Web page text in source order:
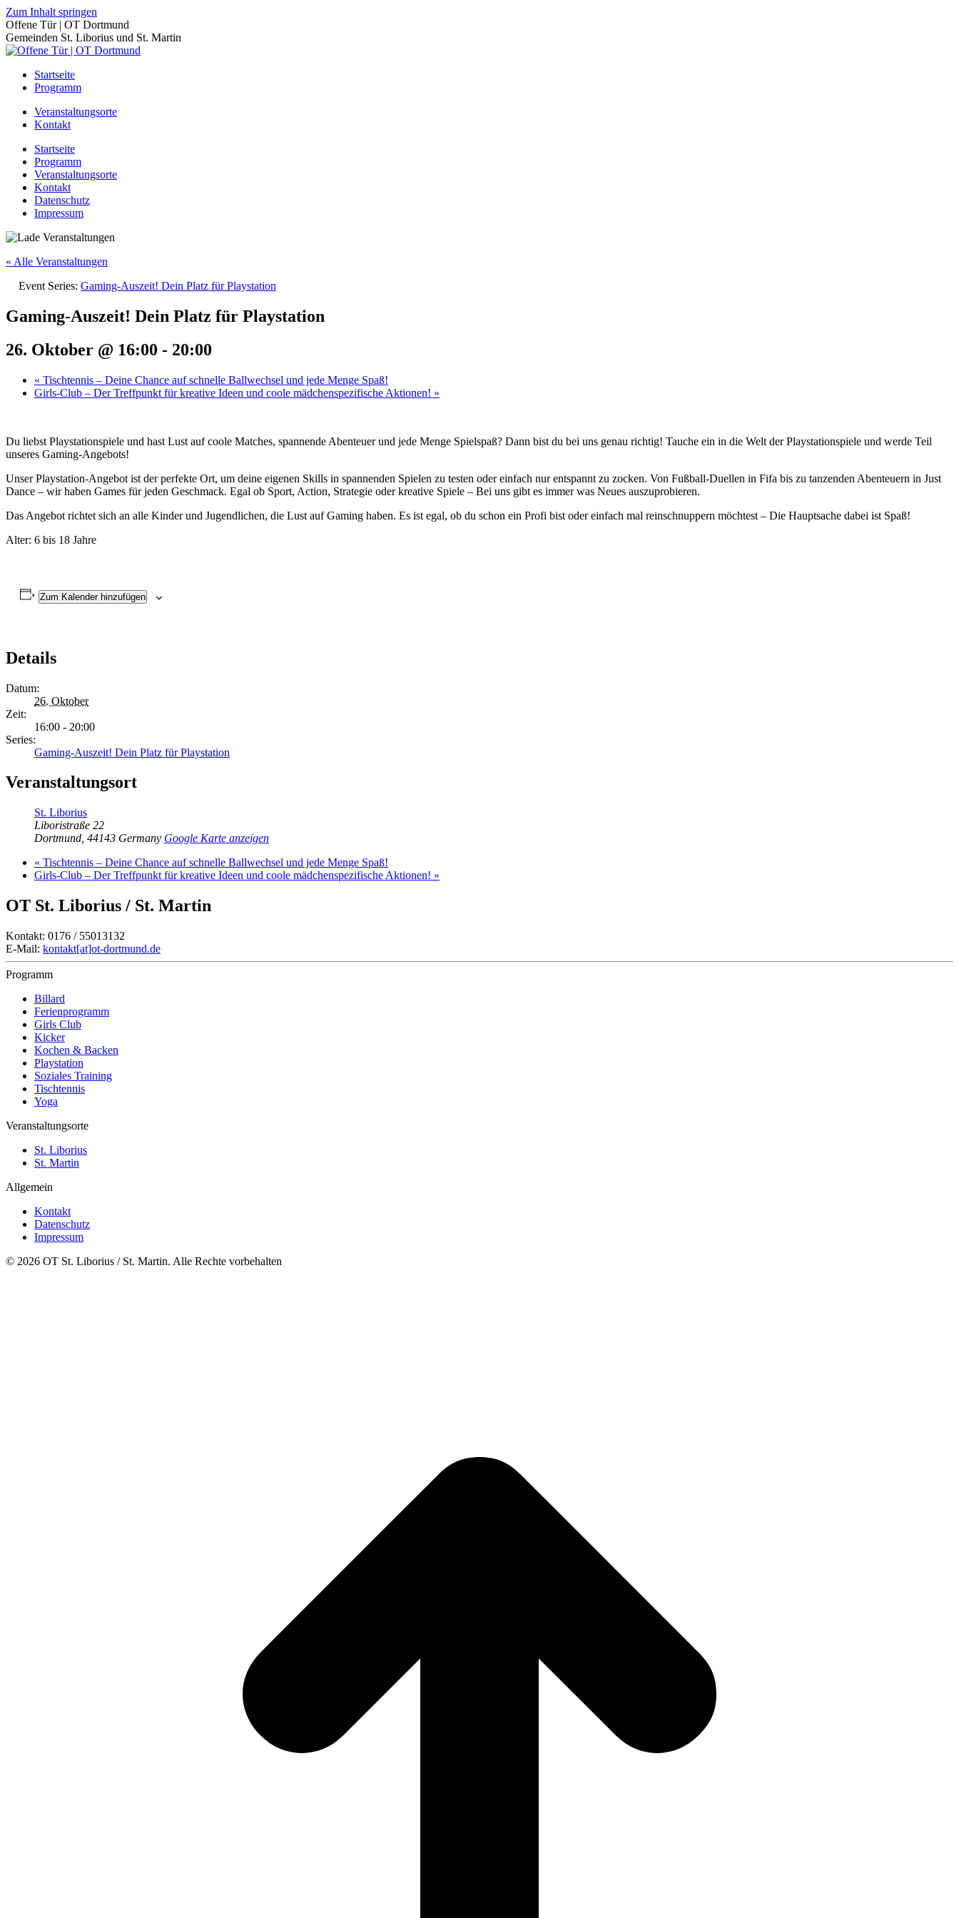
Zum Inhalt springen
Offene Tür | OT Dortmund
Gemeinden St. Liborius und St. Martin
Startseite
Programm
Veranstaltungsorte
Kontakt
Startseite
Programm
Veranstaltungsorte
Kontakt
Datenschutz
Impressum
« Alle Veranstaltungen
Event Series: Gaming-Auszeit! Dein Platz für Playstation
Gaming-Auszeit! Dein Platz für Playstation
26. Oktober @ 16:00 - 20:00
« Tischtennis – Deine Chance auf schnelle Ballwechsel und jede Menge Spaß!
Girls-Club – Der Treffpunkt für kreative Ideen und coole mädchenspezifische Aktionen! »
Du liebst Playstationspiele und hast Lust auf coole Matches, spannende Abenteuer und jede Menge Spielspaß? Dann bist du bei uns genau richtig! Tauche ein in die Welt der Playstationspiele und werde Teil
unseres Gaming-Angebots!
Unser Playstation-Angebot ist der perfekte Ort, um deine eigenen Skills in spannenden Spielen zu testen oder einfach nur entspannt zu zocken. Von Fußball-Duellen in Fifa bis zu tanzenden Abenteuern in Just
Dance – wir haben Games für jeden Geschmack. Egal ob Sport, Action, Strategie oder kreative Spiele – Bei uns gibt es immer was Neues auszuprobieren.
Das Angebot richtet sich an alle Kinder und Jugendlichen, die Lust auf Gaming haben. Es ist egal, ob du schon ein Profi bist oder einfach mal reinschnuppern möchtest – Die Hauptsache dabei ist Spaß!
Alter: 6 bis 18 Jahre
Zum Kalender hinzufügen
Details
Datum:
26. Oktober
Zeit:
16:00 - 20:00
Series:
Gaming-Auszeit! Dein Platz für Playstation
Veranstaltungsort
St. Liborius
Liboristraße 22
Dortmund 44143 Germany Google Karte anzeigen
« Tischtennis – Deine Chance auf schnelle Ballwechsel und jede Menge Spaß!
Girls-Club – Der Treffpunkt für kreative Ideen und coole mädchenspezifische Aktionen! »
OT St. Liborius / St. Martin
Kontakt: 0176 / 55013132
E-Mail: kontakt[at]ot-dortmund.de
Programm
Billard
Ferienprogramm
Girls Club
Kicker
Kochen & Backen
Playstation
Soziales Training
Tischtennis
Yoga
Veranstaltungsorte
St. Liborius
St. Martin
Allgemein
Kontakt
Datenschutz
Impressum
© 2026 OT St. Liborius / St. Martin. Alle Rechte vorbehalten